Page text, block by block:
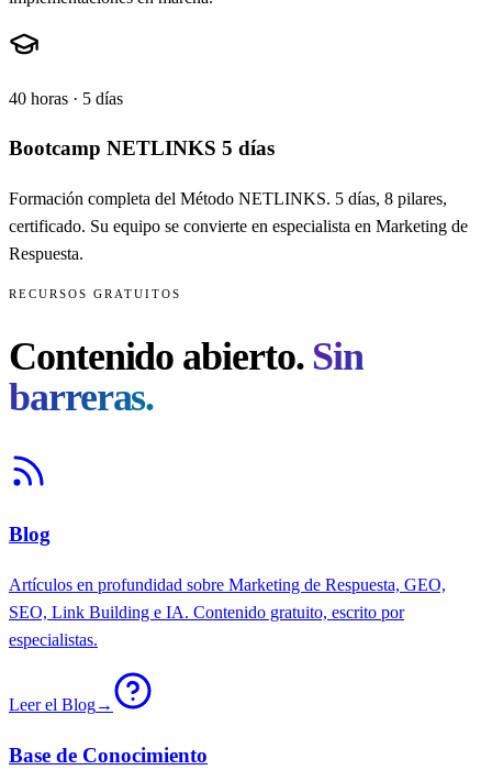
40 horas · 5 días
Bootcamp NETLINKS 5 días
Formación completa del Método NETLINKS. 5 días, 8 pilares,
certificado. Su equipo se convierte en especialista en Marketing de
Respuesta.
RECURSOS GRATUITOS
Contenido abierto. Sin
barreras.
Blog
Artículos en profundidad sobre Marketing de Respuesta, GEO,
SEO, Link Building e IA. Contenido gratuito, escrito por
especialistas.
Leer el Blog→
Base de Conocimiento